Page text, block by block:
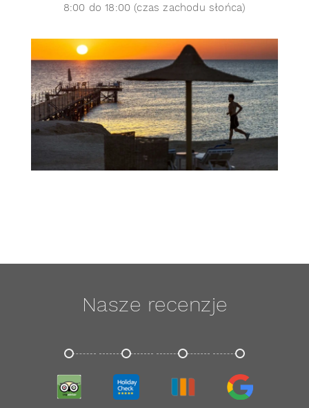
8:00 do 18:00 (czas zachodu słońca)
Nasze recenzje